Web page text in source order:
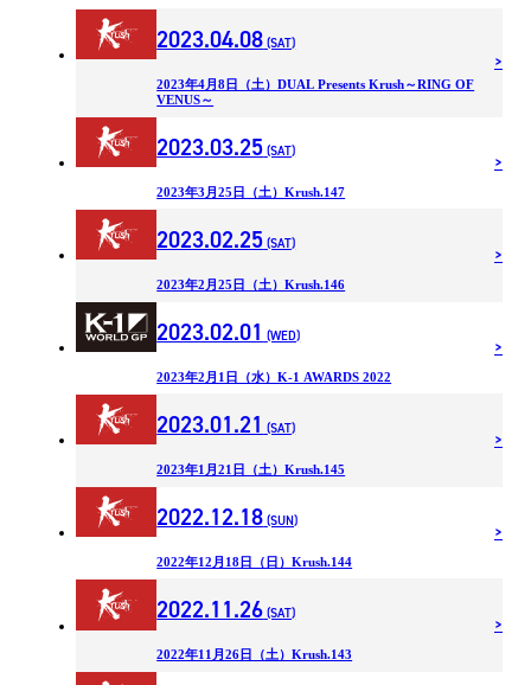
2023.04.08 (SAT)
2023年4月8日（土）DUAL Presents Krush～RING OF
VENUS～
2023.03.25 (SAT)
2023年3月25日（土）Krush.147
2023.02.25 (SAT)
2023年2月25日（土）Krush.146
2023.02.01 (WED)
2023年2月1日（水）K-1 AWARDS 2022
2023.01.21 (SAT)
2023年1月21日（土）Krush.145
2022.12.18 (SUN)
2022年12月18日（日）Krush.144
2022.11.26 (SAT)
2022年11月26日（土）Krush.143